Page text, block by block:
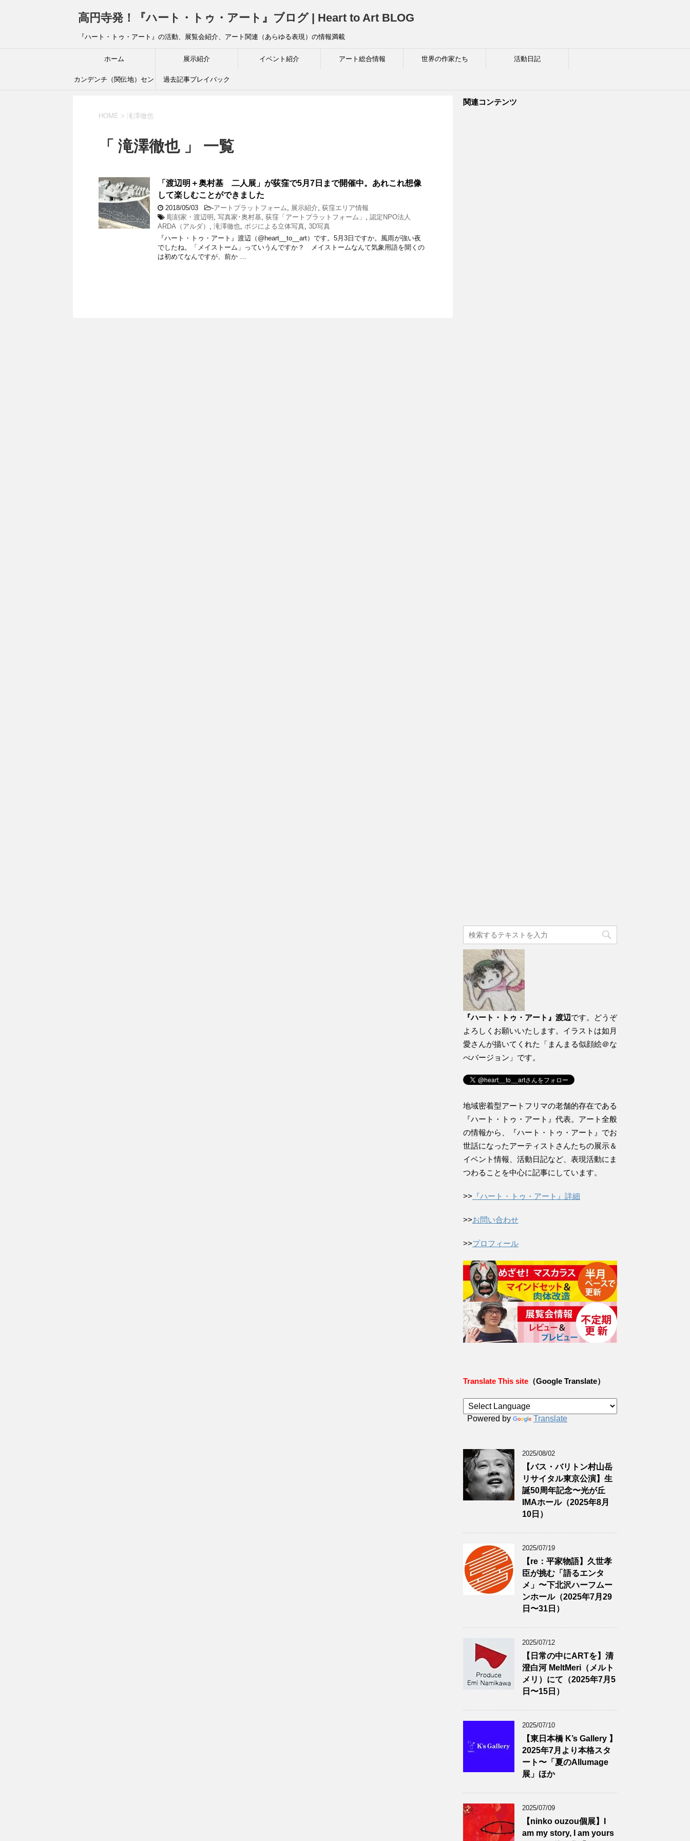
高円寺発！『ハート・トゥ・アート』ブログ | Heart to Art BLOG
『ハート・トゥ・アート』の活動、展覧会紹介、アート関連（あらゆる表現）の情報満載
ホーム 展示紹介 イベント紹介 アート総合情報 世界の作家たち 活動日記
カンデンチ（関伝地）セン 過去記事プレイバック
HOME > 滝澤徹也
「 滝澤徹也 」 一覧
「渡辺明＋奥村基 二人展」が荻窪で5月7日まで開催中。あれこれ想像
して楽しむことができました
2018/05/03 -アートプラットフォーム, 展示紹介, 荻窪エリア情報
彫刻家・渡辺明 , 写真家･奥村基, 荻窪「アートプラットフォーム」 , 認定NPO法人
ARDA（アルダ） , 滝澤徹也, ポジによる立体写真, 3D写真
『ハート・トゥ・アート』渡辺（@heart__to__art）です。5月3日ですか。風雨が強い夜
でしたね。「メイストーム」っていうんですか？ メイストームなんて気象用語を聞くの
は初めてなんですが、前か …
関連コンテンツ
『ハート・トゥ・アート』渡辺です。どうぞ
よろしくお願いいたします。イラストは如月
愛さんが描いてくれた「まんまる似顔絵＠な
べバージョン」です。
地域密着型アートフリマの老舗的存在である
『ハート・トゥ・アート』代表。アート全般
の情報から、『ハート・トゥ・アート』でお
世話になったアーティストさんたちの展示＆
イベント情報、活動日記など、表現活動にま
つわることを中心に記事にしています。
>> 『ハート・トゥ・アート』詳細
>>お問い合わせ
>>プロフィール
Translate This site （Google Translate）
Powered by Translate
2025/08/02
【バス・バリトン村山岳
リサイタル東京公演】生
誕50周年記念〜光が丘
IMAホール（2025年8月
10日）
2025/07/19
【re：平家物語】久世孝
臣が挑む「語るエンタ
メ」〜下北沢ハーフムー
ンホール（2025年7月29
日〜31日）
2025/07/12
【日常の中にARTを】清
澄白河 MeltMeri（メルト
メリ）にて（2025年7月5
日〜15日）
2025/07/10
【東日本橋 K’s Gallery 】
2025年7月より本格スタ
ート〜「夏のAllumage
展」ほか
2025/07/09
【ninko ouzou個展】I
am my story, I am yours